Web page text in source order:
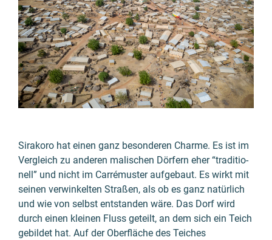
Sirakoro hat einen ganz beson­deren Charme. Es ist im
Vergleich zu anderen malischen Dörfern eher “traditio­
nell” und nicht im Carré­muster aufge­baut. Es wirkt mit
seinen verwinkelten Straßen, als ob es ganz natür­lich
und wie von selbst entstan­den wäre. Das Dorf wird
durch einen kleinen Fluss geteilt, an dem sich ein Teich
gebil­det hat. Auf der Ober­fläche des Teiches